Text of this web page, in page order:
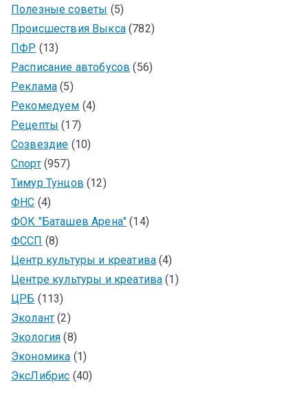
Полезные советы (5)
Происшествия Выкса(782)
ПФР (13)
Расписание автобусов (56)
Реклама (5)
Рекомедуем (4)
Рецепты (17)
Созвездие (10)
Спорт(957)
Тимур Тунцов (12)
ФНС (4)
ФОК "Баташев Арена" (14)
ФССП (8)
Центр культуры и креатива (4)
Центре культуры и креатива (1)
ЦРБ (113)
Эколант (2)
Экология (8)
Экономика (1)
ЭксЛибрис (40)